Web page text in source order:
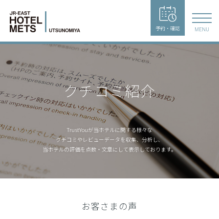
予約・確認 MENU
クチコミ紹介
TrustYouが当ホテルに関する様々な
クチコミやレビューデータを収集、分析し、
当ホテルの評価を点数・文章にして表示しております。
お客さまの声